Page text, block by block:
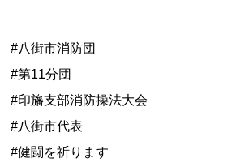
#八街市消防団
#第11分団
#印旛支部消防操法大会
#八街市代表
#健闘を祈ります